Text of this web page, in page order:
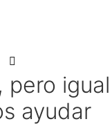
pero igual
ayudar